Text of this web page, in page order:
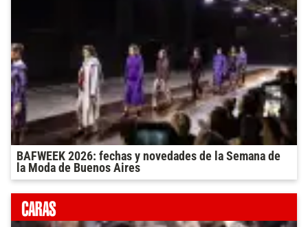
BAFWEEK 2026: fechas y novedades de la Semana de
la Moda de Buenos Aires